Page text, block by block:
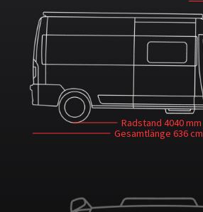
Radstand 4040 mm
Gesamtlänge 636 cm